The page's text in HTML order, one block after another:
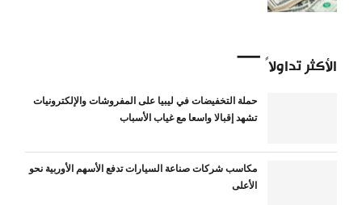
الأكثر تداولاً
حملة التخفيضات في ليبيا على المفروشات والإلكترونيات
تشهد إقبالا واسعا مع غياب الأسباب
مكاسب شركات صناعة السيارات تدفع الأسهم الأوربية نحو
الأعلى